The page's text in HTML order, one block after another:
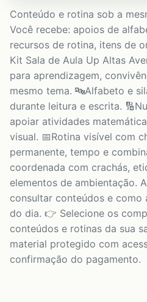
Conteúdo e rotina sob a
Você recebe: apoios de
recursos de rotina, itens de
Kit Sala de Aula Up Altas
para aprendizagem,
mesmo tema. 🔤Alfabeto e
durante leitura e escrita.
apoiar atividades
visual. 📅Rotina visível com
permanente, tempo e
coordenada com crachás,
elementos de ambientação.
consultar conteúdos e como
do dia. 👉 Selecione os
conteúdos e rotinas da sua
material protegido com
confirmação do pagamento.